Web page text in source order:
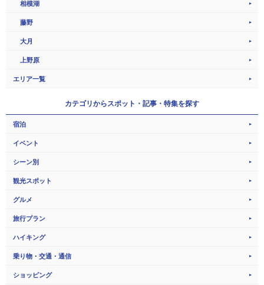
相模湖
藤野
大月
上野原
エリア一覧
カテゴリから スポット・記事・特集を探す
宿泊
イベント
シーン別
観光スポット
グルメ
旅行プラン
ハイキング
乗り物・交通・通信
ショッピング